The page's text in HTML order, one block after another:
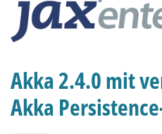
Akka 2.4.0 mit
Akka